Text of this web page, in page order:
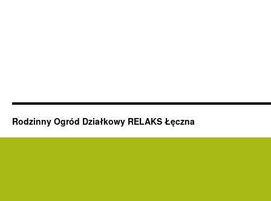
Rodzinny Ogród Działkowy RELAKS Łęczna